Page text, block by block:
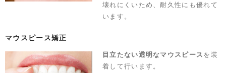
壊れにくいため、耐久性にも優れて
います。
マウスピース矯正
目立たない透明なマウスピース を装
着して行います。